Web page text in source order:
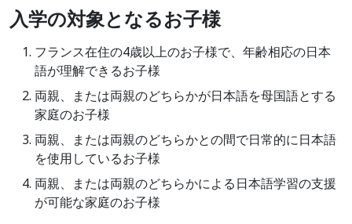
入学の対象となるお子様
フランス在住の4歳以上のお子様で、年齢相応の日本
語が理解できるお子様
両親、または両親のどちらかが日本語を母国語とする
家庭のお子様
両親、または両親のどちらかとの間で日常的に日本語
を使用しているお子様
両親、または両親のどちらかによる日本語学習の支援
が可能な家庭のお子様